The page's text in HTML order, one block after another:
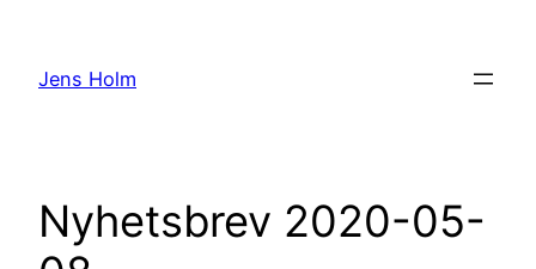
innehåll
Jens Holm
Nyhetsbrev 2020-05-